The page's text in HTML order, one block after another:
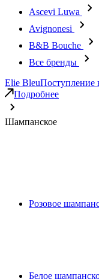
Ascevi Luwa
Avignonesi
B&B Bouche
Все бренды
Elie BleuПоступление
Подробнее
Шампанское
Розовое
Белое